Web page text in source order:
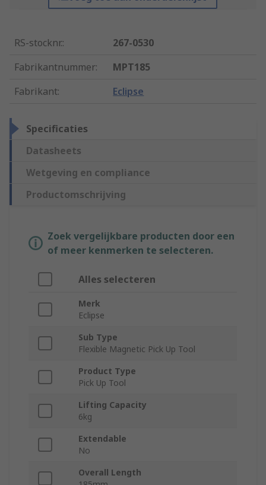
RS-stocknr.:
267-0530
Fabrikantnummer:
MPT185
Fabrikant: Eclipse
Specificaties
Datasheets
Wetgeving en compliance
Productomschrijving
Zoek vergelijkbare producten door een
of meer kenmerken te selecteren.
Alles selecteren
Merk
Eclipse
Sub Type
Flexible Magnetic Pick Up Tool
Product Type
Pick Up Tool
Lifting Capacity
6kg
Extendable
No
Overall Length